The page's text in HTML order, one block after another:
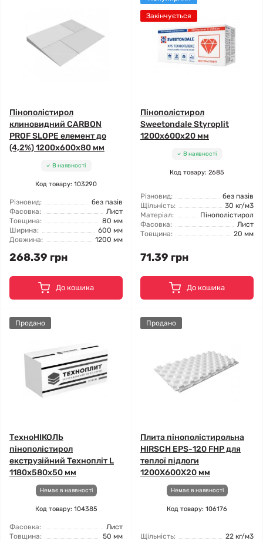
Пінополістирол
клиновидний CARBON
PROF SLOPE елемент до
(4,2%) 1200x600x80 мм
В наявності
Код товару: 103290
Різновид:
без пазів
Фасовка:
Лист
Товщина:
80 мм
Ширина:
600 мм
Довжина:
1200 мм
268.39 грн
До кошика
Закінчується
Пінополістирол
Sweetondale Styroplit
1200x600x20 мм
В наявності
Код товару: 2685
Різновид:
без пазів
Щільність:
30 кг/м3
Матеріал:
Пінополістирол
Фасовка:
Лист
Товщина:
20 мм
71.39 грн
До кошика
Продано
ТехноНІКОЛЬ
пінополістирол
екструзійний Технопліт L
1180x580x50 мм
Немає в наявності
Код товару: 104385
Фасовка:
Лист
Товщина:
50 мм
Продано
Плита пінополістирольна
HIRSCH EPS-120 FHP для
теплої підлоги
1200X600X20 мм
Немає в наявності
Код товару: 106176
Щільність:
22 кг/м3